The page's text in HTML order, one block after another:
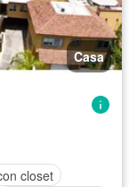
Casa
closet